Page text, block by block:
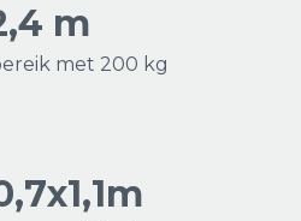
m
met 200 kg